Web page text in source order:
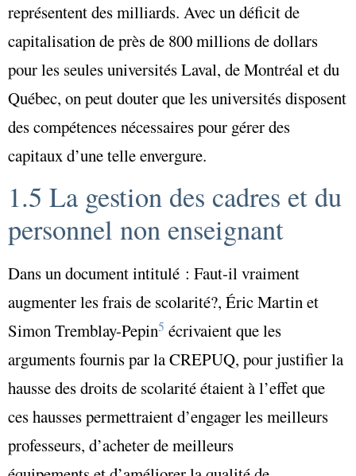
représentent des milliards. Avec un déficit de
capitalisation de près de 800 millions de dollars
pour les seules universités Laval, de Montréal et du
Québec, on peut douter que les universités disposent
des compétences nécessaires pour gérer des
capitaux d’une telle envergure.
1.5 La gestion des cadres et du
personnel non enseignant
Dans un document intitulé : Faut-il vraiment
augmenter les frais de scolarité?, Éric Martin et
Simon Tremblay-Pepin5 écrivaient que les
arguments fournis par la CREPUQ, pour justifier la
hausse des droits de scolarité étaient à l’effet que
ces hausses permettraient d’engager les meilleurs
professeurs, d’acheter de meilleurs